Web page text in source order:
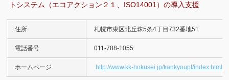
トシステム（エコアクション２１、ISO14001）の導入支援
住所 札幌市東区北丘珠5条4丁目732番地51
電話番号 011-788-1055
ホームページ http://www.kk-hokusei.jp/kankyoupt/index.html